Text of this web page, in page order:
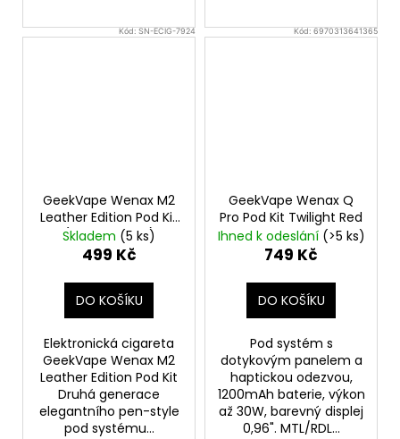
Kód:SN-ECIG-7924
GeekVape Wenax M2
Leather Edition Pod Kit
(Harvest Gold)
Skladem (5 ks)
499 Kč
DO KOŠÍKU
Elektronická cigareta
GeekVape Wenax M2
Leather Edition Pod Kit
Druhá generace
elegantního pen-style
pod systému...
Kód:6970313641365
GeekVape Wenax Q
Pro Pod Kit Twilight Red
Ihned k odeslání (>5 ks)
749 Kč
DO KOŠÍKU
Pod systém s
dotykovým panelem a
haptickou odezvou,
1200mAh baterie, výkon
až 30W, barevný displej
0,96". MTL/RDL...